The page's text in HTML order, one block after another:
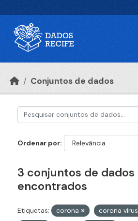
Conjuntos de dados
Ordenar por
3 conjuntos de dados
encontrados
Etiquetas: corona corona vírus